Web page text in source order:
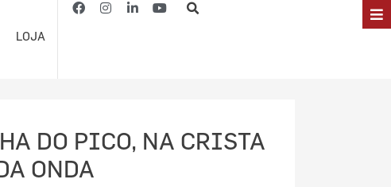
LOJA
DO PICO, NA CRISTA
ONDA